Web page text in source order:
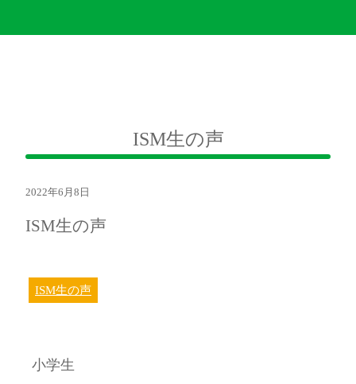
ISM生の声
2022年6月8日
ISM生の声
ISM生の声
小学生